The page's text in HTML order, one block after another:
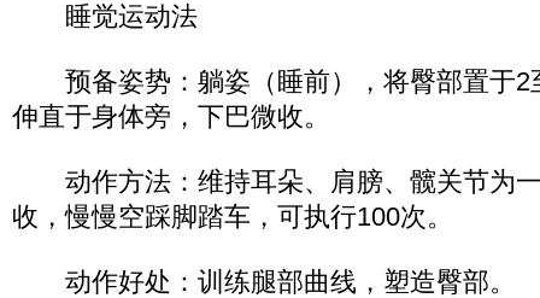
睡觉运动法
预备姿势：躺姿（睡前），将臀部置于2
伸直于身体旁，下巴微收。
动作方法：维持耳朵、肩膀、髋关节为
收，慢慢空踩脚踏车，可执行100次。
动作好处：训练腿部曲线，塑造臀部。